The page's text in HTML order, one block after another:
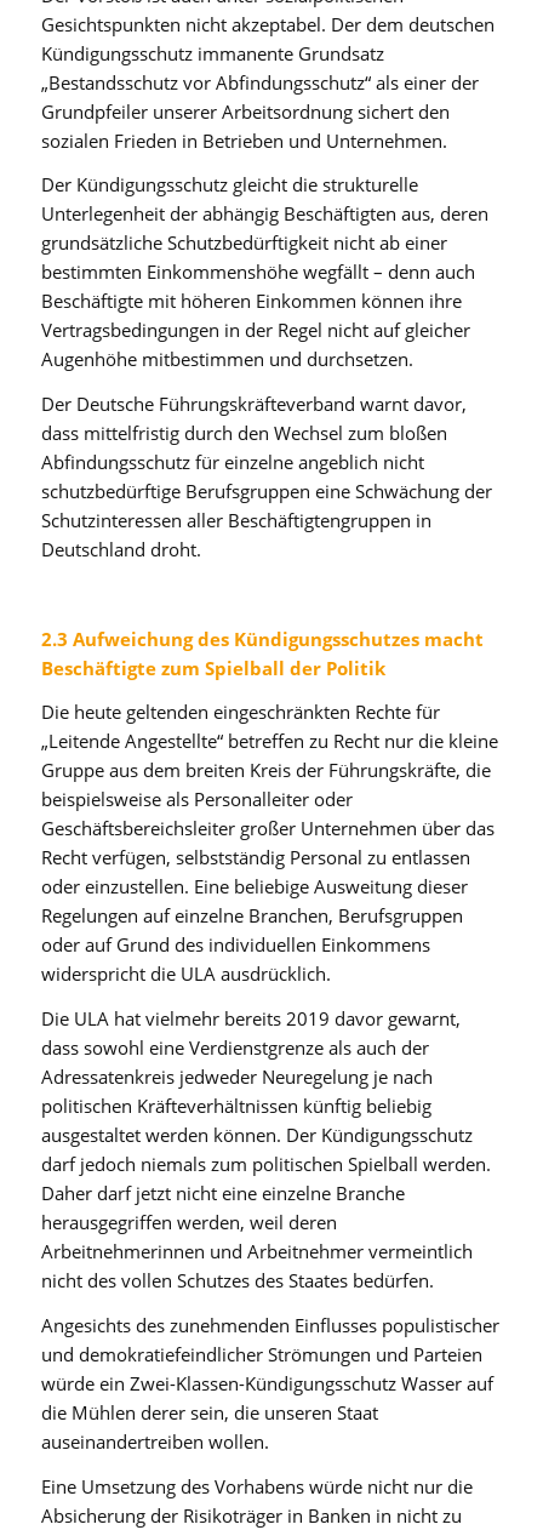
Gesichtspunkten nicht akzeptabel. Der dem deutschen
Kündigungsschutz immanente Grundsatz
„Bestandsschutz vor Abfindungsschutz“ als einer der
Grundpfeiler unserer Arbeitsordnung sichert den
sozialen Frieden in Betrieben und Unternehmen.
Der Kündigungsschutz gleicht die strukturelle
Unterlegenheit der abhängig Beschäftigten aus, deren
grundsätzliche Schutzbedürftigkeit nicht ab einer
bestimmten Einkommenshöhe wegfällt – denn auch
Beschäftigte mit höheren Einkommen können ihre
Vertragsbedingungen in der Regel nicht auf gleicher
Augenhöhe mitbestimmen und durchsetzen.
Der Deutsche Führungskräfteverband warnt davor,
dass mittelfristig durch den Wechsel zum bloßen
Abfindungsschutz für einzelne angeblich nicht
schutzbedürftige Berufsgruppen eine Schwächung der
Schutzinteressen aller Beschäftigtengruppen in
Deutschland droht.
2.3 Aufweichung des Kündigungsschutzes macht
Beschäftigte zum Spielball der Politik
Die heute geltenden eingeschränkten Rechte für
„Leitende Angestellte“ betreffen zu Recht nur die kleine
Gruppe aus dem breiten Kreis der Führungskräfte, die
beispielsweise als Personalleiter oder
Geschäftsbereichsleiter großer Unternehmen über das
Recht verfügen, selbstständig Personal zu entlassen
oder einzustellen. Eine beliebige Ausweitung dieser
Regelungen auf einzelne Branchen, Berufsgruppen
oder auf Grund des individuellen Einkommens
widerspricht die ULA ausdrücklich.
Die ULA hat vielmehr bereits 2019 davor gewarnt,
dass sowohl eine Verdienstgrenze als auch der
Adressatenkreis jedweder Neuregelung je nach
politischen Kräfteverhältnissen künftig beliebig
ausgestaltet werden können. Der Kündigungsschutz
darf jedoch niemals zum politischen Spielball werden.
Daher darf jetzt nicht eine einzelne Branche
herausgegriffen werden, weil deren
Arbeitnehmerinnen und Arbeitnehmer vermeintlich
nicht des vollen Schutzes des Staates bedürfen.
Angesichts des zunehmenden Einflusses populistischer
und demokratiefeindlicher Strömungen und Parteien
würde ein Zwei-Klassen-Kündigungsschutz Wasser auf
die Mühlen derer sein, die unseren Staat
auseinandertreiben wollen.
Eine Umsetzung des Vorhabens würde nicht nur die
Absicherung der Risikoträger in Banken in nicht zu